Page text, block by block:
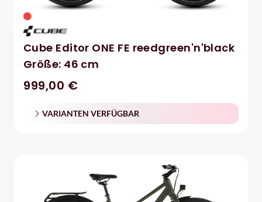
Cube Editor ONE FE reedgreen'n'black
Größe: 46 cm
999,00 €
VARIANTEN VERFÜGBAR